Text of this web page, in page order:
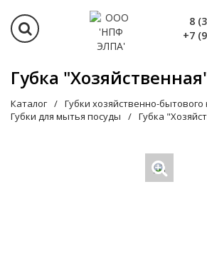
8
+7
Губка
Каталог
Губки хозяйственно-
Губки для мытья посуды
Губка